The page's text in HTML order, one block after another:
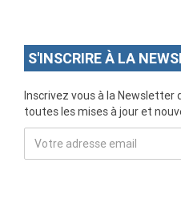
S'INSCRIRE À LA
Inscrivez vous à la Newsletter
toutes les mises à jour et